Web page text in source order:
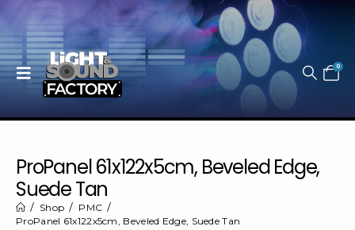
0
ProPanel 61x122x5cm, Beveled Edge,
Suede Tan
Shop
PMC
ProPanel 61x122x5cm, Beveled Edge, Suede Tan